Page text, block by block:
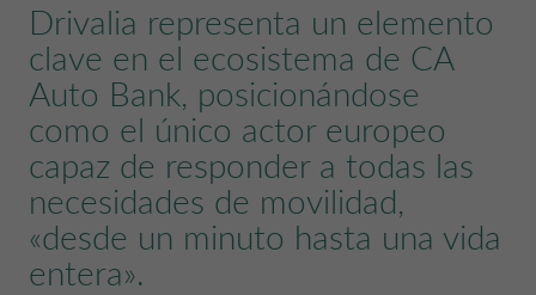
Drivalia representa un elemento
clave en el ecosistema de CA
Auto Bank, posicionándose
como el único actor europeo
capaz de responder a todas las
necesidades de movilidad,
«desde un minuto hasta una vida
entera».